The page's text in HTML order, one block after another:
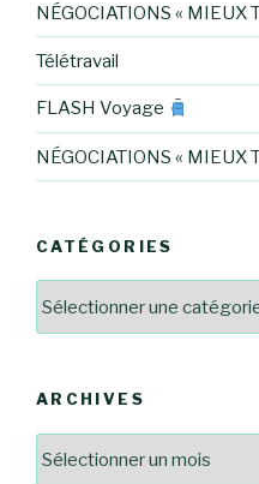
NÉGOCIATIONS « MIEUX
Télétravail
FLASH Voyage
NÉGOCIATIONS « MIEUX
CATÉGORIES
ARCHIVES